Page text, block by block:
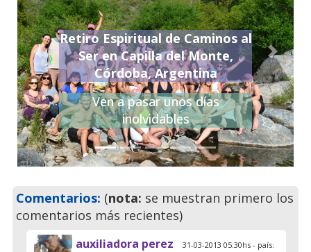
Retiro Espiritual de Caminos al
Ser en Capilla del Monte,
Córdoba, Argentina
Ven a pasar unos días
inolvidables
Previo
Comentarios: (nota: se muestran primero los
comentarios más recientes)
auxiliadora perez 31-03-2013 05:30hs - país: